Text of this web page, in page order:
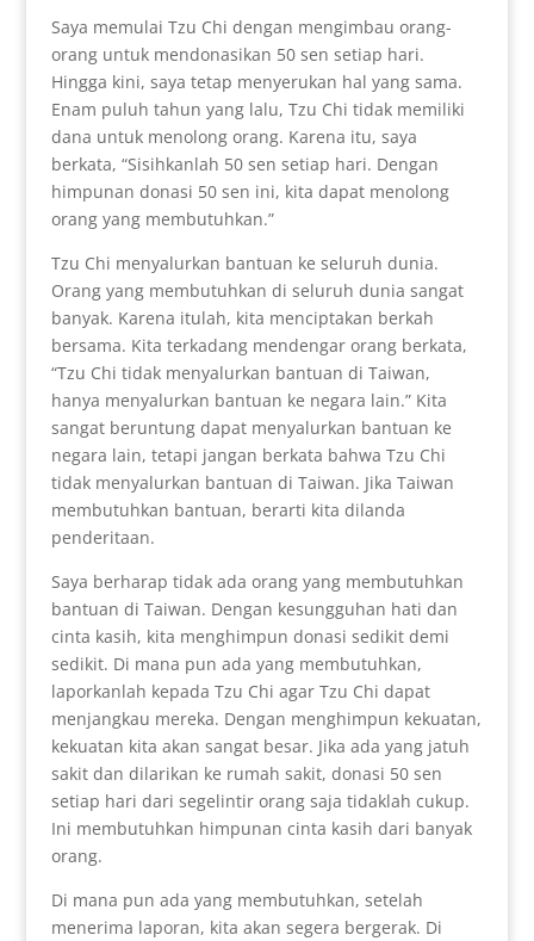
Saya memulai Tzu Chi dengan mengimbau orang-
orang untuk mendonasikan 50 sen setiap hari.
Hingga kini, saya tetap menyerukan hal yang sama.
Enam puluh tahun yang lalu, Tzu Chi tidak memiliki
dana untuk menolong orang. Karena itu, saya
berkata, “Sisihkanlah 50 sen setiap hari. Dengan
himpunan donasi 50 sen ini, kita dapat menolong
orang yang membutuhkan.”
Tzu Chi menyalurkan bantuan ke seluruh dunia.
Orang yang membutuhkan di seluruh dunia sangat
banyak. Karena itulah, kita menciptakan berkah
bersama. Kita terkadang mendengar orang berkata,
“Tzu Chi tidak menyalurkan bantuan di Taiwan,
hanya menyalurkan bantuan ke negara lain.” Kita
sangat beruntung dapat menyalurkan bantuan ke
negara lain, tetapi jangan berkata bahwa Tzu Chi
tidak menyalurkan bantuan di Taiwan. Jika Taiwan
membutuhkan bantuan, berarti kita dilanda
penderitaan.
Saya berharap tidak ada orang yang membutuhkan
bantuan di Taiwan. Dengan kesungguhan hati dan
cinta kasih, kita menghimpun donasi sedikit demi
sedikit. Di mana pun ada yang membutuhkan,
laporkanlah kepada Tzu Chi agar Tzu Chi dapat
menjangkau mereka. Dengan menghimpun kekuatan,
kekuatan kita akan sangat besar. Jika ada yang jatuh
sakit dan dilarikan ke rumah sakit, donasi 50 sen
setiap hari dari segelintir orang saja tidaklah cukup.
Ini membutuhkan himpunan cinta kasih dari banyak
orang.
Di mana pun ada yang membutuhkan, setelah
menerima laporan, kita akan segera bergerak. Di